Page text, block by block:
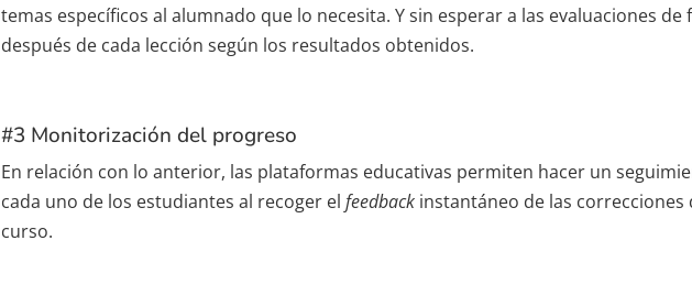
temas específicos al alumnado que lo necesita. Y sin esperar a las evaluaciones de
después de cada lección según los resultados obtenidos.
#3 Monitorización del progreso
En relación con lo anterior, las plataformas educativas permiten hacer un
cada uno de los estudiantes al recoger el feedbackinstantáneo de las correcciones
curso.